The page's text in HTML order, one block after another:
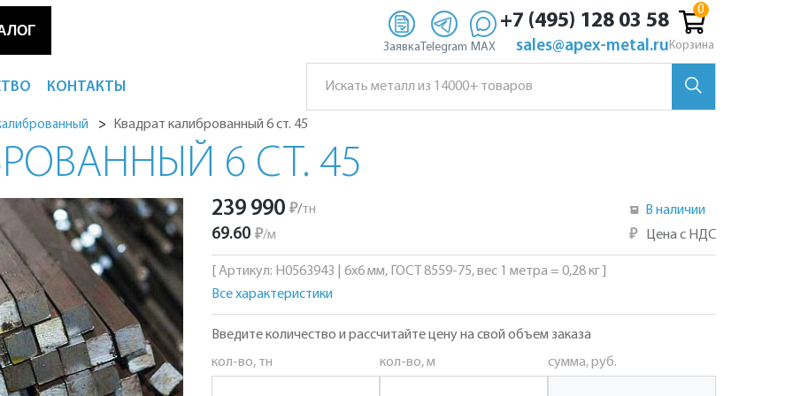
Заявка Telegram MAX
+7 (495) 128 03 58
sales@apex-metal.ru Корзина
КОНТАКТЫ
Квадрат калиброванный 6 ст. 45
6 СТ. 45
239 990 ₽/тн
69.60 ₽/м
В наличии
₽
Цена с НДС
[ Артикул: Н0563943 | 6х6 мм, ГОСТ 8559-75, вес 1 метра = 0,28 кг ]
Все характеристики
Введите количество и рассчитайте цену на свой объем заказа
кол-во, тн
кол-во, м сумма, руб.